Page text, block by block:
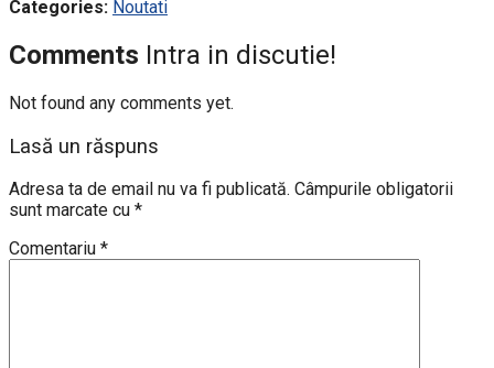
Categories: Noutati
Comments Intra in discutie!
Not found any comments yet.
Lasă un răspuns
Adresa ta de email nu va fi publicată. Câmpurile obligatorii
sunt marcate cu *
Comentariu *